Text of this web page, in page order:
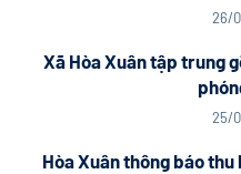
26/
Xã Hòa Xuân tập trung
25/
Hòa Xuân thông báo thu